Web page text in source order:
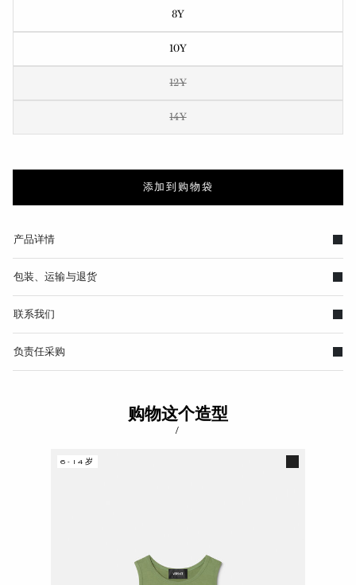
8Y
10Y
12Y
14Y
添加到购物袋
产品详情
包装、运输与退货
联系我们
负责任采购
购物这个造型
/
6-14岁